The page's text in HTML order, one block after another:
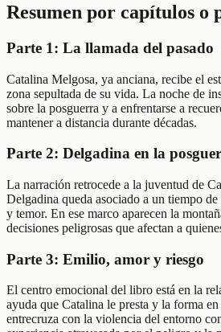
Resumen por capítulos o
Parte 1: La llamada del pasado
Catalina Melgosa, ya anciana, recibe el
zona sepultada de su vida. La noche de
sobre la posguerra y a enfrentarse a
mantener a distancia durante décadas.
Parte 2: Delgadina en la
La narración retrocede a la juventud de
Delgadina queda asociado a un tiempo
y temor. En ese marco aparecen la
decisiones peligrosas que afectan a
Parte 3: Emilio, amor y riesgo
El centro emocional del libro está en la
ayuda que Catalina le presta y la forma
entrecruza con la violencia del entorno